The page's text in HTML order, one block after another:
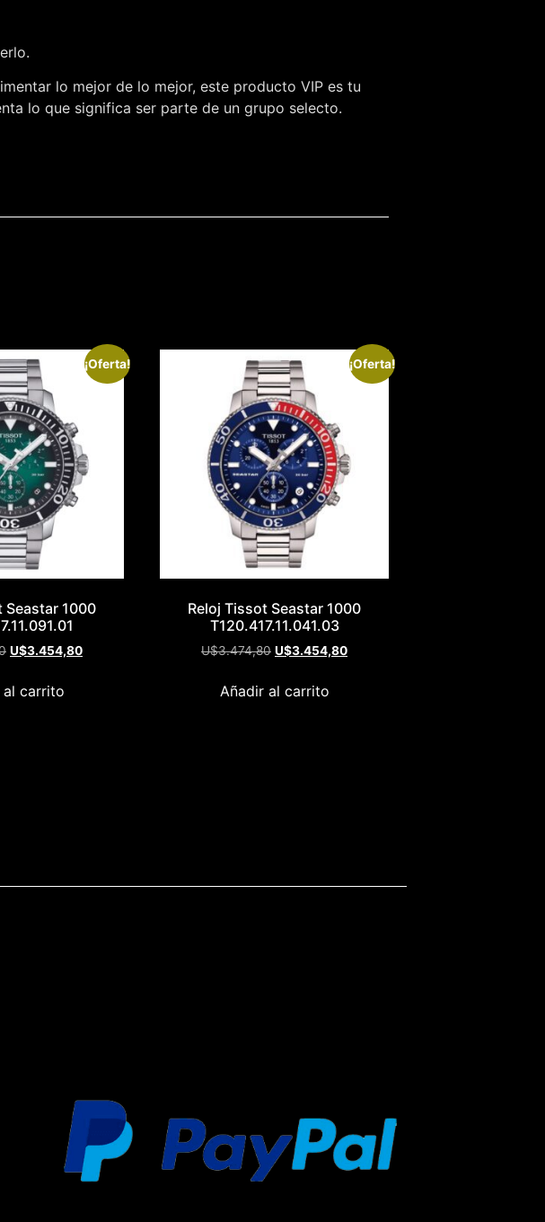
lo mejor de lo mejor, este producto VIP es tu
lo que significa ser parte de un grupo selecto.
¡Oferta!
Seastar 1000
U$3.454,80
al carrito
¡Oferta!
Reloj Tissot Seastar 1000
T120.417.11.041.03
U$3.474,80 U$3.454,80
Añadir al carrito